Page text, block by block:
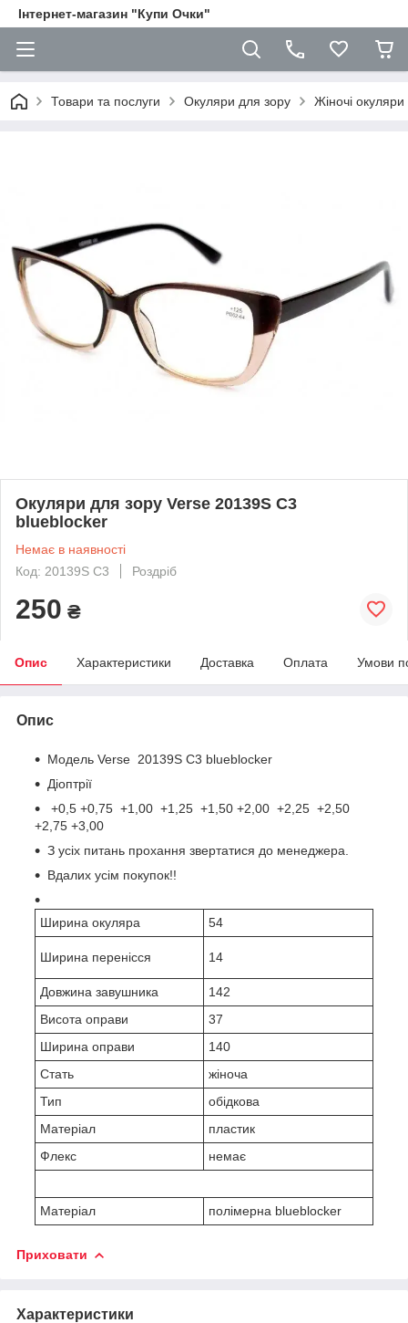
Iнтернет-магазин "Купи Очки"
Товари та послуги Окуляри для зору Жіночі
Окуляри для зору Verse 20139S C3
blueblocker
Немає в наявності
Код: 20139S C3
Роздріб
250 ₴
Опис Характеристики Доставка Оплата Умови
Опис
Модель Verse 20139S C3 blueblocker
Діоптрії
+0,5 +0,75 +1,00 +1,25 +1,50 +2,00 +2,25 +2,50
+2,75 +3,00
З усіх питань прохання звертатися до менеджера.
Вдалих усім покупок!!
Ширина окуляра 54
Ширина перенісся 14
Довжина завушника
142
Висота оправи
37
Ширина оправи
140
Стать
жіноча
Тип
обідкова
Матеріал
пластик
Флекс
немає
Матеріал полімерна blueblocker
Приховати
Характеристики